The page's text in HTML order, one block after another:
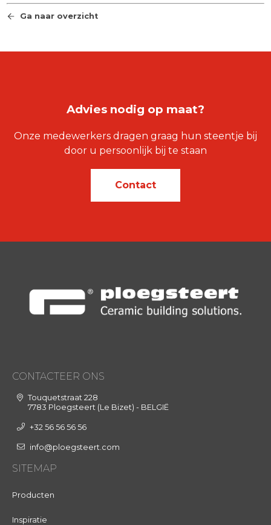
Ga naar overzicht
Advies nodig op maat?
Onze medewerkers dragen graag hun steentje bij
door u persoonlijk bij te staan
Contact
CONTACTEER ONS
Touquetstraat 228
7783 Ploegsteert (Le Bizet) - BELGIË
+32 56 56 56 56
info@ploegsteert.com
SITEMAP
Producten
Inspiratie